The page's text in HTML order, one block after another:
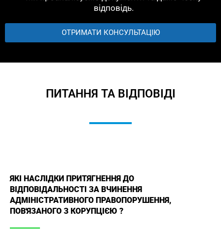
відповідь.
ОТРИМАТИ КОНСУЛЬТАЦІЮ
ПИТАННЯ ТА ВІДПОВІДІ
ЯКІ НАСЛІДКИ ПРИТЯГНЕННЯ ДО
ВІДПОВІДАЛЬНОСТІ ЗА ВЧИНЕННЯ
АДМІНІСТРАТИВНОГО ПРАВОПОРУШЕННЯ,
ПОВ'ЯЗАНОГО З КОРУПЦІЄЮ ?